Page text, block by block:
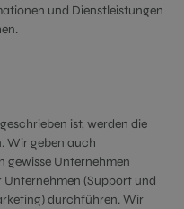
und Dienstleistungen
ist, werden die
Wir geben auch
gewisse Unternehmen
Unternehmen (Support und
durchführen. Wir